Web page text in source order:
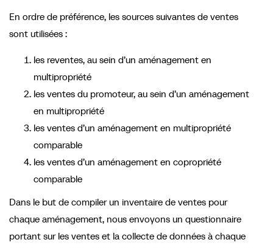
En ordre de préférence, les sources suivantes de ventes
sont utilisées :
les reventes, au sein d’un aménagement en
multipropriété
les ventes du promoteur, au sein d’un aménagement
en multipropriété
les ventes d’un aménagement en multipropriété
comparable
les ventes d’un aménagement en copropriété
comparable
Dans le but de compiler un inventaire de ventes pour
chaque aménagement, nous envoyons un questionnaire
portant sur les ventes et la collecte de données à chaque